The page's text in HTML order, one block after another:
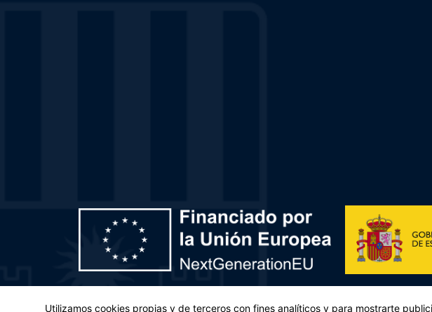
Utilizamos cookies propias y de terceros con fines analíticos y para mostrarte